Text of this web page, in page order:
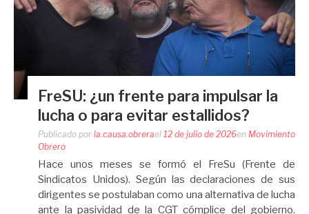
FreSU: ¿un frente para impulsar la
lucha o para evitar estallidos?
Publicado por la.causa.obrerael 12 de julio de 2026en Movimiento
Obrero
Hace unos meses se formó el FreSu (Frente de
Sindicatos Unidos). Según las declaraciones de sus
dirigentes se postulaban como una alternativa de lucha
ante la pasividad de la CGT cómplice del gobierno.